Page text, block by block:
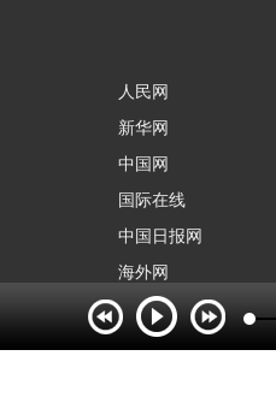
人民网
新华网
中国网
国际在线
中国日报网
海外网